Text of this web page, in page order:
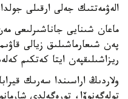
الەۋمەتتىك جەلى ارقىلى
ماعان شىنايى جاناشىرلىعى
پەن شىعارماشىلىق زيالى
ريزاشىلىقپەن ايتا كەتكىم
ولاردىڭ اراسىندا سەرىك